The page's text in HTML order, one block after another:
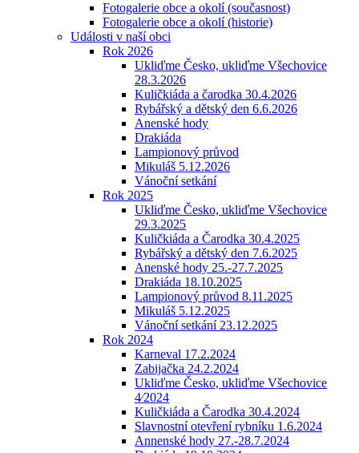
Fotogalerie obce a okolí (současnost)
Fotogalerie obce a okolí (historie)
Události v naší obci
Rok 2026
Ukliďme Česko, ukliďme Všechovice
28.3.2026
Kuličkiáda a čarodka 30.4.2026
Rybářský a dětský den 6.6.2026
Anenské hody
Drakiáda
Lampionový průvod
Mikuláš 5.12.2026
Vánoční setkání
Rok 2025
Ukliďme Česko, ukliďme Všechovice
29.3.2025
Kuličkiáda a Čarodka 30.4.2025
Rybářský a dětský den 7.6.2025
Anenské hody 25.-27.7.2025
Drakiáda 18.10.2025
Lampionový průvod 8.11.2025
Mikuláš 5.12.2025
Vánoční setkání 23.12.2025
Rok 2024
Karneval 17.2.2024
Zabijačka 24.2.2024
Ukliďme Česko, ukliďme Všechovice
4⁄2024
Kuličkiáda a Čarodka 30.4.2024
Slavnostní otevření rybníku 1.6.2024
Annenské hody 27.-28.7.2024